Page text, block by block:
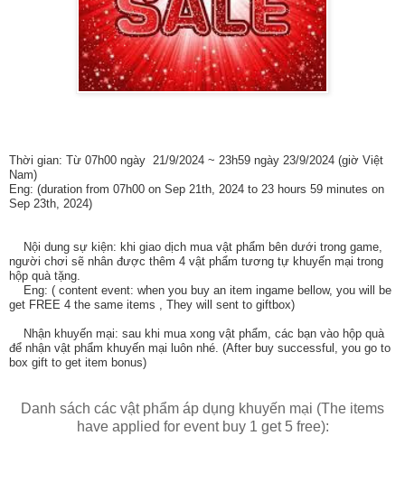
Thời gian: Từ 07h00 ngày 21/9/2024 ~ 23h59 ngày 23/9/2024 (giờ Việt
Nam)
Eng: (duration from 07h00 on Sep 21th, 2024 to 23 hours 59 minutes on
Sep 23th, 2024)
Nội dung sự kiện: khi giao dịch mua vật phẩm bên dưới trong game,
người chơi sẽ nhân được thêm 4 vật phẩm tương tự khuyến mại trong
hộp quà tặng.
Eng: ( content event: when you buy an item ingame bellow, you will be
get FREE 4 the same items , They will sent to giftbox)
Nhận khuyến mại: sau khi mua xong vật phẩm, các bạn vào hộp quà
để nhận vật phẩm khuyến mại luôn nhé. (After buy successful, you go to
box gift to get item bonus)
Danh sách các vật phẩm áp dụng khuyến mại (The items
have applied for event buy 1 get 5 free):